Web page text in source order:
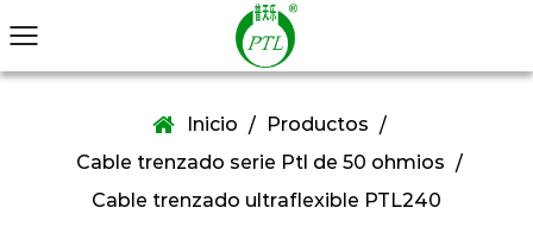
Inicio / Productos /
Cable trenzado serie Ptl de 50 ohmios /
Cable trenzado ultraflexible PTL240